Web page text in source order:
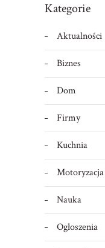
Kategorie
Aktualności
Biznes
Dom
Firmy
Kuchnia
Motoryzacja
Nauka
Ogłoszenia